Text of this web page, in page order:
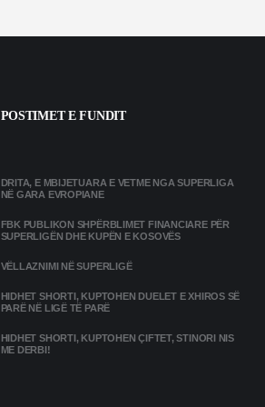
POSTIMET E FUNDIT
DRITA, E MBIJETUARA E VETME NGA SUPERLIGA
NË GARA EVROPIANE
FBK PUBLIKON SHPËRBLIMET FINANCIARE PËR
SUPERLIGËN DHE KUPËN E KOSOVËS
VËLLAZNIMI NË SUPERLIGË
HIDHET SHORTI, KUPTOHEN DUELET E XHIROS SË
PARË NË LIGË TË PARË
HIDHET SHORTI, KUPTOHEN ÇIFTET, STINORI NIS
ME DERBI!